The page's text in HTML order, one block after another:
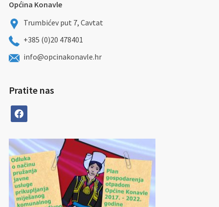
Općina Konavle
Trumbićev put 7, Cavtat
+385 (0)20 478401
info@opcinakonavle.hr
Pratite nas
facebook